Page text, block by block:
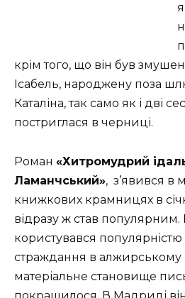
крім того, що він був
Ісабель, народжену поза
Каталіна, так само як і дві
постриглася в черниці.
Роман «Хитромудрий
Ламанчський», з’явився в
книжкових крамницях в
відразу ж став популярним.
користувався
страждання в алжирському
матеріальне становище
покращилося. В Мадриді